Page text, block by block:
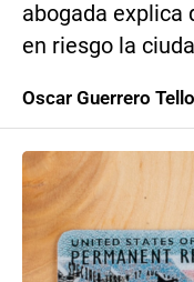
abogada explica
en riesgo la
Oscar Guerrero Tello